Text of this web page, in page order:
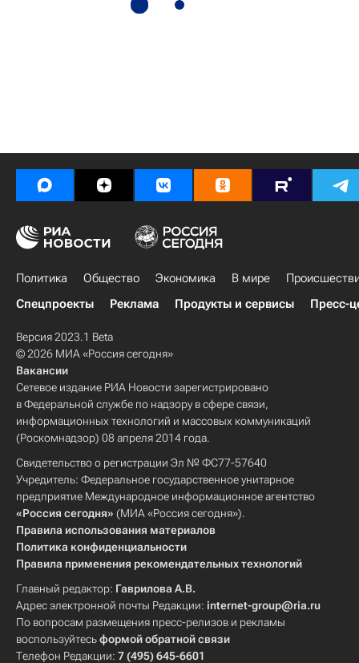
Политика Общество Экономика В мире
Спецпроекты
Реклама Продукты и сервисы Пресс-
Версия 2023.1 Beta
© 2026 МИА «Россия сегодня»
Вакансии
Сетевое издание РИА Новости зарегистрировано
в Федеральной службе по надзору в сфере связи,
информационных технологий и массовых коммуникаций
(Роскомнадзор) 08 апреля 2014 года.
Свидетельство о регистрации Эл № ФС77-57640
Учредитель: Федеральное государственное унитарное
предприятие Международное информационное агентство
«Россия сегодня» (МИА «Россия сегодня»).
Правила использования материалов
Политика конфиденциальности
Правила применения рекомендательных технологий
Главный редактор: Гаврилова А.В.
Адрес электронной почты Редакции: internet-group@ria.ru
По вопросам размещения пресс-релизов и рекламы
воспользуйтесьформой обратной связи
Телефон Редакции: 7 (495) 645-6601